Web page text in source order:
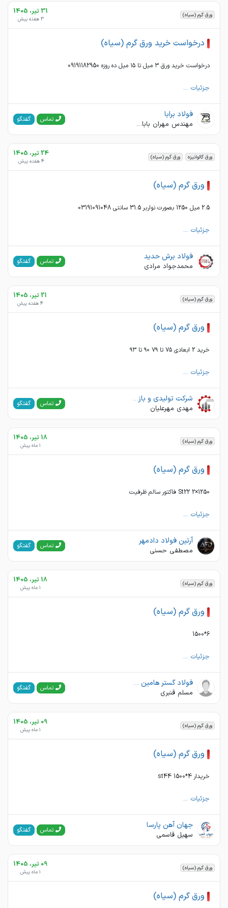
ورق گرم (سیاه) 31 تیر، 1405
3 هفته پیش
درخواست خرید ورق گرم (سیاه)
درخواست خرید ورق ۳ میل تا ۱۵ میل ده روزه 09191182950
جزئیات ...
فولاد برابا
مهندس مهران باباجانی تماس گفتگو
ورق گالوانیزه ورق گرم (سیاه) 24 تیر، 1405
4 هفته پیش
ورق گرم (سیاه)
2.5 میل 1250 بصورت نواربر 31.5 سانتی 03191091048
جزئیات ...
فولاد برش حدید
محمدجواد مرادی تماس گفتگو
ورق گرم (سیاه) 21 تیر، 1405
4 هفته پیش
ورق گرم (سیاه)
خرید 2 ابعادی ۷۵ تا ۷۹ ۹۰ تا ۹۳
جزئیات ...
شرکت تولیدی و بازرگانی روشا سازه سهند
مهدی مهرعلیان
تماس گفتگو
ورق گرم (سیاه) 18 تیر، 1405
1 ماه پیش
ورق گرم (سیاه)
1250×2 St22 فاکتور سالم ظرفیت
جزئیات ...
آرتین فولاد دادمهر
مصطفی حسنی تماس گفتگو
ورق گرم (سیاه) 18 تیر، 1405
1 ماه پیش
ورق گرم (سیاه)
6*1500
جزئیات ...
فولاد گستر هامین پیشرو
مسلم قنبری
تماس گفتگو
ورق گرم (سیاه) 09 تیر، 1405
1 ماه پیش
ورق گرم (سیاه)
خریدار 4*1500 st44
جزئیات ...
جهان آهن پارسا
سهیل قاسمی تماس گفتگو
ورق گرم (سیاه) 09 تیر، 1405
1 ماه پیش
ورق گرم (سیاه)